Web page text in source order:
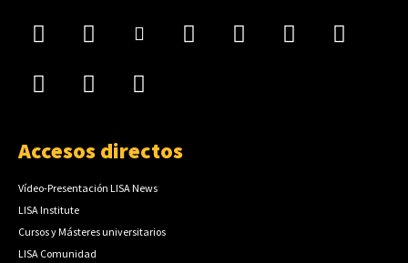
Accesos directos
Vídeo-Presentación LISA News
LISA Institute
Cursos y Másteres universitarios
LISA Comunidad